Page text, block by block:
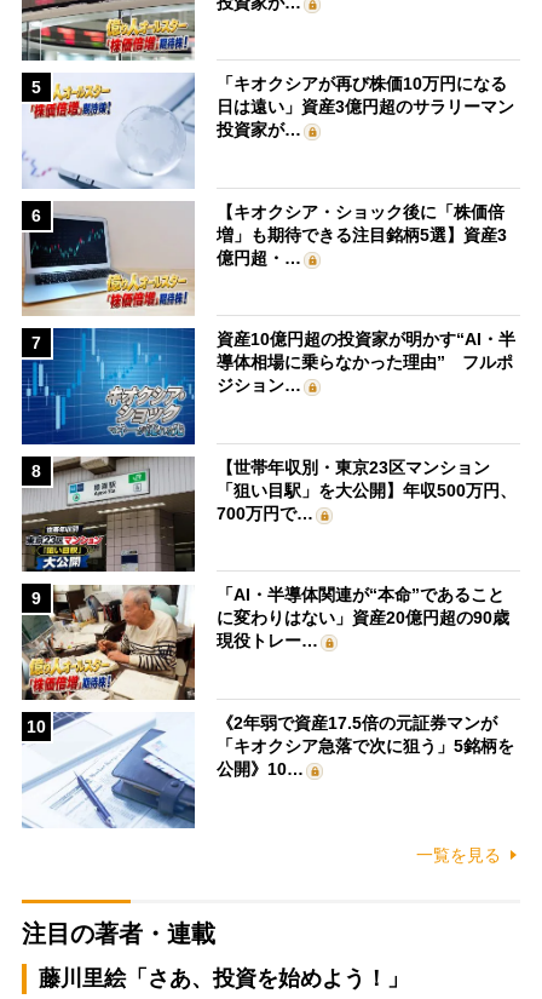
5
「キオクシアが再び株価10万円になる
日は遠い」資産3億円超のサラリーマン
投資家が…
6
【キオクシア・ショック後に「株価倍
増」も期待できる注目銘柄5選】資産3
億円超・…
7
資産10億円超の投資家が明かす“AI・半
導体相場に乗らなかった理由” フルポ
ジション…
8
【世帯年収別・東京23区マンション
「狙い目駅」を大公開】年収500万円、
700万円で…
9
「AI・半導体関連が“本命”であること
に変わりはない」資産20億円超の90歳
現役トレー…
10
《2年弱で資産17.5倍の元証券マンが
「キオクシア急落で次に狙う」5銘柄を
公開》10…
一覧を見る
注目の著者・連載
藤川里絵「さあ、投資を始めよう！」